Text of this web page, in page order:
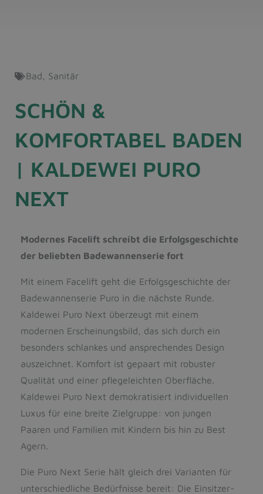
Bad Sanitär
SCHÖN &
KOMFORTABEL BADEN
| KALDEWEI PURO
NEXT
Modernes Facelift schreibt die Erfolgsgeschichte
der beliebten Badewannenserie fort
Mit einem Facelift geht die Erfolgsgeschichte der
Badewannenserie Puro in die nächste Runde.
Kaldewei Puro Next überzeugt mit einem
modernen Erscheinungsbild, das sich durch ein
besonders schlankes und ansprechendes Design
auszeichnet. Komfort ist gepaart mit robuster
Qualität und einer pflegeleichten Oberfläche.
Kaldewei Puro Next demokratisiert individuellen
Luxus für eine breite Zielgruppe: von jungen
Paaren und Familien mit Kindern bis hin zu Best
Agern.
Die Puro Next Serie hält gleich drei Varianten für
unterschiedliche Bedürfnisse bereit: Die Einsitzer-